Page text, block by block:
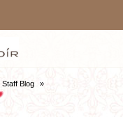
Staff Blog
»